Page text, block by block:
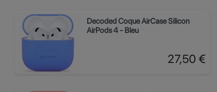
Decoded Coque AirCase Silicon
AirPods 4 - Bleu
Prix
27,50 €